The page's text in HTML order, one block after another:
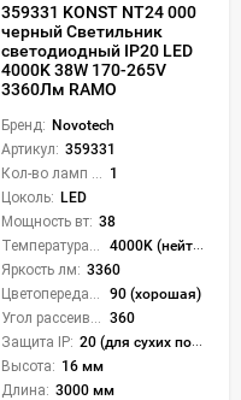
359331 KONST NT24 000
черный Светильник
светодиодный IP20 LED
4000K 38W 170-265V
3360Лм RAMO
Бренд: Novotech
Артикул: 359331
1
Цоколь: LED
Мощность вт: 38
4000K (нейтральный)
Яркость лм: 3360
90 (хорошая)
360
Защита IP: 20 (для сухих пом.)
Высота: 16 мм
Длина: 3000 мм